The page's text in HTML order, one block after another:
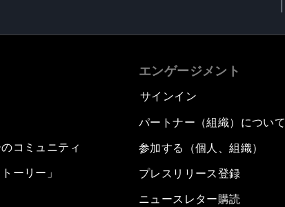
コミュニティ
ーリー」
エンゲージメント
サインイン
パートナー（組織）について
参加する（個人、組織）
プレスリリース登録
ニュースレター購読